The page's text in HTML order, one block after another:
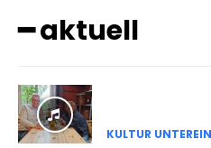
━ aktuell
KULTUR